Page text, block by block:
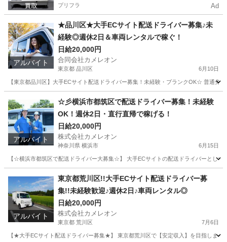
プリフラ Ad
アルバイト
★品川区★大手ECサイト配送ドライバー募集♪未
経験◎週休2日＆車両レンタルで稼ぐ！
日給20,000円
合同会社カメレオン
東京都 品川区 6月10日
【東京都品川区】大手ECサイト配送ドライバー募集！未経験・ブランクOK☆ 普通
ドライバー 積み込み
アルバイト
☆彡横浜市都筑区で配送ドライバー募集！未経験
OK！週休2日・直行直帰で稼げる！
日給20,000円
株式会社カメレオン
神奈川県 横浜市 6月15日
【☆横浜市都筑区で配送ドライバー大募集☆】 大手ECサイトの配送ドライバーとし
ドライバー 積み込み
アルバイト
東京都荒川区!!大手ECサイト配送ドライバー募
集!!未経験歓迎♪週休2日♪車両レンタル◎
日給20,000円
株式会社カメレオン
東京都 荒川区 7月6日
【★大手ECサイト配送ドライバー募集★】 東京都荒川区で【安定収入】を目指しま